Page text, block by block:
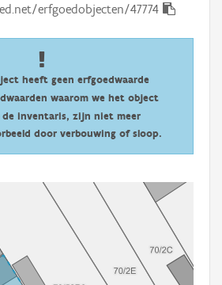
erfgoedobjecten/47774
heeft geen erfgoedwaarde
waarom we het object
de inventaris, zijn niet meer
door verbouwing of sloop.